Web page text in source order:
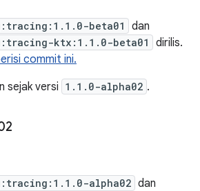
beta01 dan
ktx:1.1.0-beta01
dirilis.
commit ini.
sejak versi 1.1.0-alpha02 .
alpha02 dan